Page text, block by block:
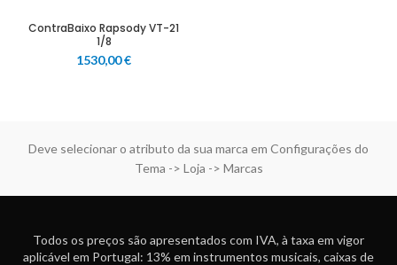
ContraBaixo Rapsody VT-21
1/8
1530,00€
Deve selecionar o atributo da sua marca em Configurações do
Tema -> Loja -> Marcas
Todos os preços são apresentados com IVA, à taxa em vigor
aplicável em Portugal: 13% em instrumentos musicais, caixas de